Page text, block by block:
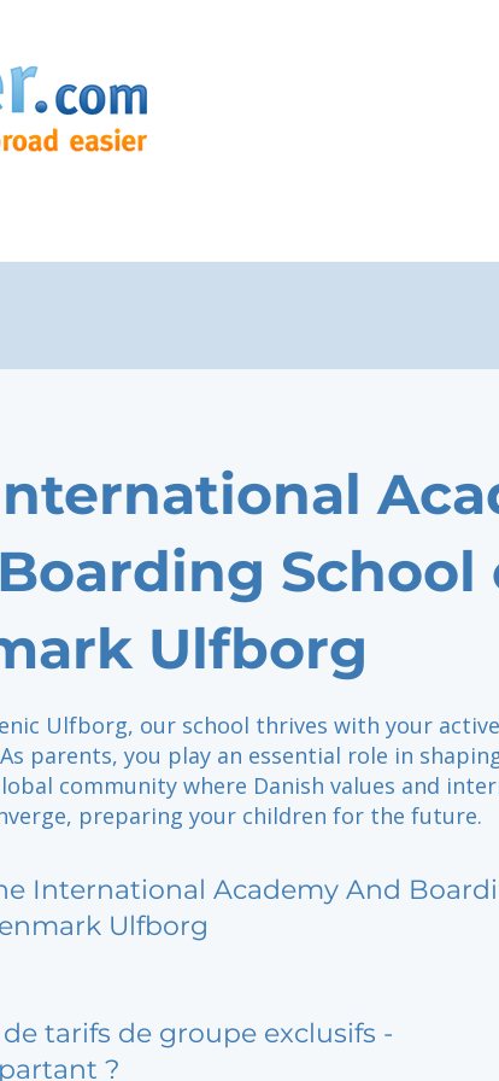
School
Ulfborg
Ulfborg, our school thrives with your active
parents, you play an essential role in
community where Danish values and
preparing your children for the future.
International Academy And
Ulfborg
tarifs de groupe exclusifs -
?